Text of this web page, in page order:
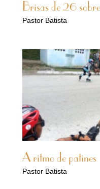
Brisas de 26
Pastor Batista
A ritmo de patines
Pastor Batista